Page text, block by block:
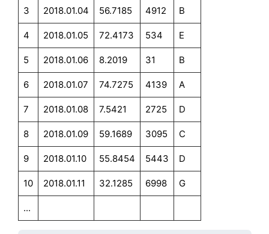
3 2018.01.04 56.7185 4912 B
4 2018.01.05 72.4173 534 E
5 2018.01.06 8.2019 31 B
6 2018.01.07 74.7275 4139 A
7 2018.01.08 7.5421 2725 D
8 2018.01.09 59.1689 3095 C
9 2018.01.10 55.8454 5443 D
10 2018.01.11 32.1285 6998 G
...